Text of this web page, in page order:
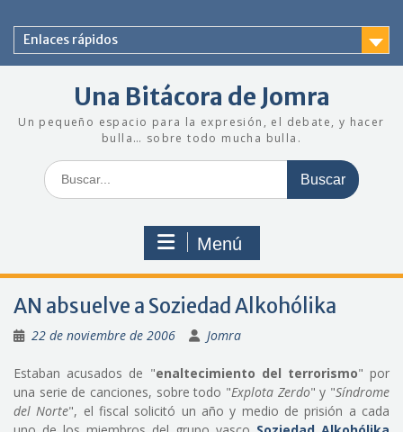
contenido
Enlaces rápidos
Una Bitácora de Jomra
Un pequeño espacio para la expresión, el debate, y hacer
bulla… sobre todo mucha bulla.
Buscar:
Menú
AN absuelve a Soziedad Alkohólika
22 de noviembre de 2006 Jomra
Estaban acusados de "enaltecimiento del terrorismo" por
una serie de canciones, sobre todo "Explota Zerdo" y "Síndrome
del Norte", el fiscal solicitó un año y medio de prisión a cada